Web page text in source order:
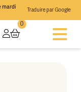
mardi
Traduire par Google
0